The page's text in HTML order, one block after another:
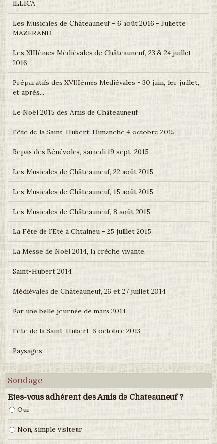
ILLICA
Les Musicales de Châteauneuf - 6 août 2016 - Juliette
MAZERAND
Les XIIIèmes Médiévales de Châteauneuf, 23 & 24 juillet
2016
Préparatifs des XVIIIèmes Médiévales - 30 juin, 1er juillet,
et après...
Le Noël 2015 des Amis de Châteauneuf
Fête de la Saint-Hubert. Dimanche 4 octobre 2015
Repas des Bénévoles, samedi 19 sept-2015
Les Musicales de Châteauneuf, 22 août 2015
Les Musicales de Châteauneuf, 15 août 2015
Les Musicales de Châteauneuf, 8 août 2015
La Fête de l'Eté à Chtaîneu - 25 juillet 2015
La Messe de Noël 2014, la crèche vivante.
Saint-Hubert 2014
Médiévales de Châteauneuf, 26 et 27 juillet 2014
Par une belle journée de mars 2014
Fête de la Saint-Hubert, 6 octobre 2013
Paysages
Sondage
Etes-vous adhérent des Amis de Châteauneuf ?
Oui
Non, simple visiteur